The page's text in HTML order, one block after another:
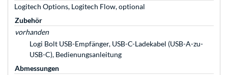
Logitech Options, Logitech Flow, optional
Zubehör
vorhanden
Logi Bolt USB-Empfänger, USB-C-Ladekabel (USB-A-zu-
USB-C), Bedienungsanleitung
Abmessungen